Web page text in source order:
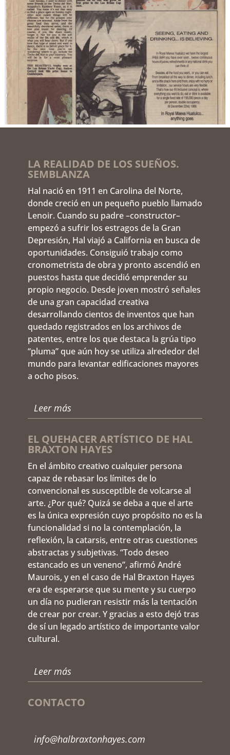
LA REALIDAD DE LOS SUEÑOS.
SEMBLANZA
Hal nació en 1911 en Carolina del Norte,
donde creció en un pequeño pueblo llamado
Lenoir. Cuando su padre –constructor–
empezó a sufrir los estragos de la Gran
Depresión, Hal viajó a California en busca de
oportunidades. Consiguió trabajo como
cronometrista de obra y pronto ascendió en
puestos hasta que decidió emprender su
propio negocio. Desde joven mostró señales
de una gran capacidad creativa
desarrollando cientos de inventos que han
quedado registrados en los archivos de
patentes, entre los que destaca la grúa tipo
“pluma” que aún hoy se utiliza alrededor del
mundo para levantar edificaciones mayores
a ocho pisos.
Leer más
EL QUEHACER ARTÍSTICO DE HAL
BRAXTON HAYES
En el ámbito creativo cualquier persona
capaz de rebasar los límites de lo
convencional es susceptible de volcarse al
arte. ¿Por qué? Quizá se deba a que el arte
es la única expresión cuyo propósito no es la
funcionalidad si no la contemplación, la
reflexión, la catarsis, entre otras cuestiones
abstractas y subjetivas. “Todo deseo
estancado es un veneno”, afirmó André
Maurois, y en el caso de Hal Braxton Hayes
era de esperarse que su mente y su cuerpo
un día no pudieran resistir más la tentación
de crear por crear. Y gracias a esto dejó tras
de sí un legado artístico de importante valor
cultural.
Leer más
CONTACTO
info@halbraxtonhayes.com